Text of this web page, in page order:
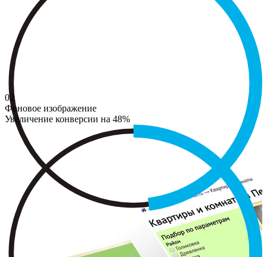
02
Фоновое изображение
Увеличение конверсии на 48%